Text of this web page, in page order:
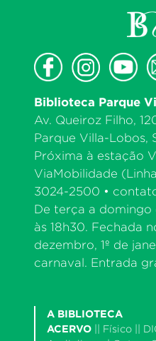
Biblioteca Parque
Av. Queiroz Filho,
Parque Villa-Lobos,
Próxima à estação
ViaMobilidade
3024-2500 •
De terça a domingo
às 18h30. Fechada
dezembro, 1º de
carnaval. Entrada
A BIBLIOTECA
ACERVO
Físico ||